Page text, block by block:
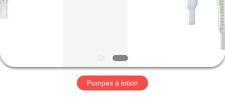
VIDÉOS
LE
SPECTACLE
Pompes à lotion